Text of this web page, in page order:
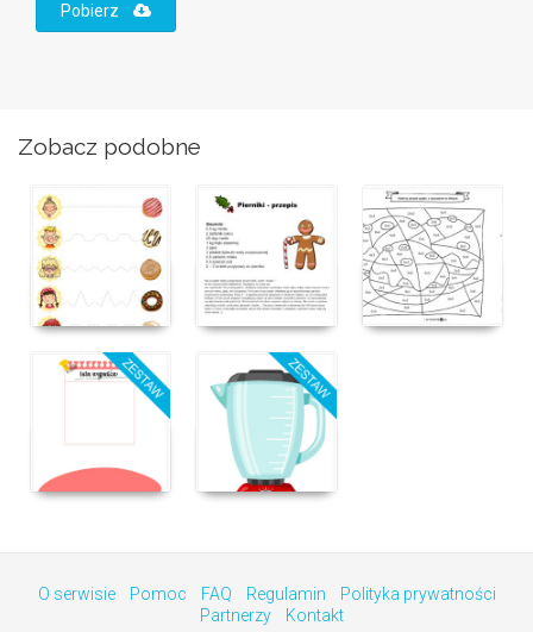
Pobierz
Zobacz podobne
O serwisie Pomoc FAQ Regulamin
Polityka prywatności
Partnerzy
Kontakt